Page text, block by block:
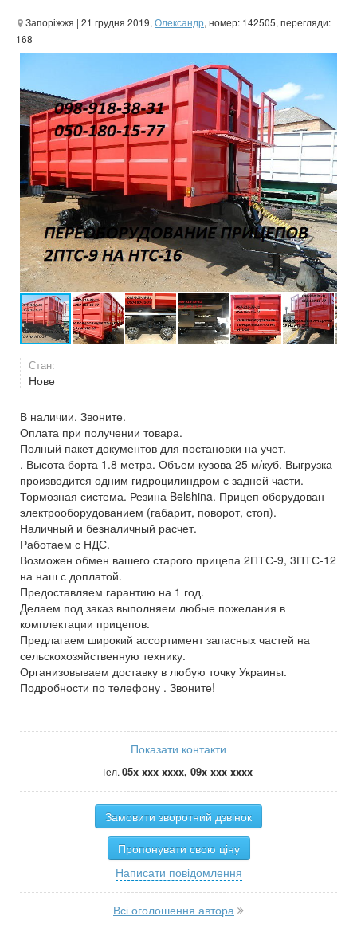
Запоріжжя | 21 грудня 2019, Олександр, номер: 142505, перегляди:
168
Стан:
Нове
В наличии. Звоните.
Оплата при получении товара.
Полный пакет документов для постановки на учет.
. Высота борта 1.8 метра. Объем кузова 25 м/куб. Выгрузка
производится одним гидроцилиндром с задней части.
Тормозная система. Резина Belshina. Прицеп оборудован
электрооборудованием (габарит, поворот, стоп).
Наличный и безналичный расчет.
Работаем с НДС.
Возможен обмен вашего старого прицепа 2ПТС-9, 3ПТС-12
на наш с доплатой.
Предоставляем гарантию на 1 год.
Делаем под заказ выполняем любые пожелания в
комплектации прицепов.
Предлагаем широкий ассортимент запасных частей на
сельскохозяйственную технику.
Организовываем доставку в любую точку Украины.
Подробности по телефону . Звоните!
Показати контакти
Тел. 05x xxx xxxx, 09x xxx xxxx
Замовити зворотний дзвінок
Пропонувати свою ціну
Написати повідомлення
Всі оголошення автора